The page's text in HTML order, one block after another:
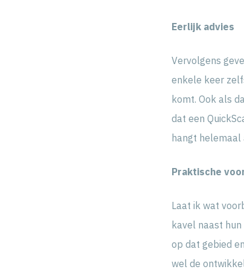
Eerlijk advies
Vervolgens
enkele keer
komt. Ook als
dat een
hangt helemaal
Praktische
Laat ik wat
kavel naast
op dat gebied
wel de